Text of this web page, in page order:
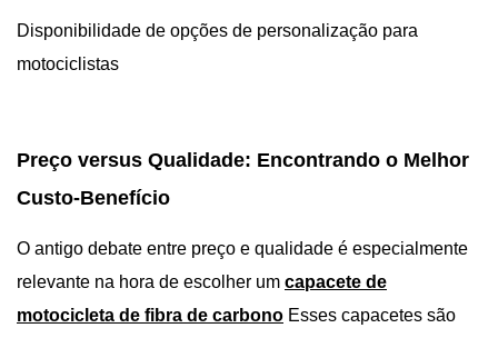
Disponibilidade de opções de personalização para
motociclistas
Preço versus Qualidade: Encontrando o Melhor
Custo-Benefício
O antigo debate entre preço e qualidade é especialmente
relevante na hora de escolher um capacete de
motocicleta de fibra de carbono Esses capacetes são